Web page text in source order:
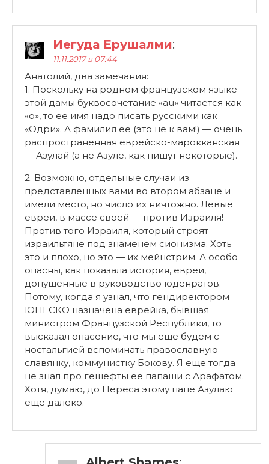
Иегуда Ерушалми:
11.11.2017 в 07:44
Анатолий, два замечания:
1. Поскольку на родном французском языке
этой дамы буквосочетание «au» читается как
«о», то ее имя надо писать русскими как
«Одри». А фамилия ее (это не к вам!) — очень
распространенная еврейско-марокканская
— Азулай (а не Азуле, как пишут некоторые).
2. Возможно, отдельные случаи из
представленных вами во втором абзаце и
имели место, но число их ничтожно. Левые
евреи, в массе своей — против Израиля!
Против того Израиля, который строят
израильтяне под знаменем сионизма. Хоть
это и плохо, но это — их мейнстрим. А особо
опасны, как показала история, евреи,
допущенные в руководство юденратов.
Потому, когда я узнал, что гендиректором
ЮНЕСКО назначена еврейка, бывшая
министром Французской Республики, то
высказал опасение, что мы еще будем с
ностальгией вспоминать православную
славянку, коммунистку Бокову. Я еще тогда
не знал про гешефты ее папаши с Арафатом.
Хотя, думаю, до Переса этому папе Азулаю
еще далеко.